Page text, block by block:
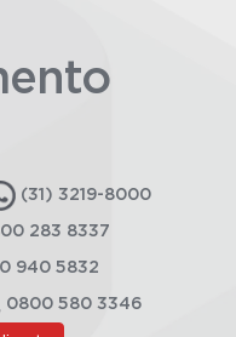
(31) 3219-8000
283 8337
940 5832
0800 580 3346